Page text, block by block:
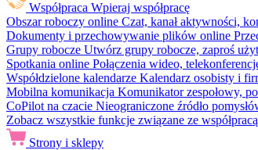
Współpraca Wpieraj współpracę
Obszar roboczy online Czat, kanał aktywności,
Dokumenty i przechowywanie plików online
Grupy robocze Utwórz grupy robocze, zaproś
Spotkania online Połączenia wideo,
Współdzielone kalendarze Kalendarz osobisty i
Mobilna komunikacja Komunikator zespołowy,
CoPilot na czacie Nieograniczone źródło
Zobacz wszystkie funkcje związane ze współpracą
Strony i sklepy